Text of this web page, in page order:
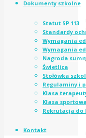
Dokumenty szkolne
Statut SP 113
Standardy
Wymagania
Wymagania
Nagroda
Świetlica
Stołówka
Regulaminy i
Klasa
Klasa sportowa
Rekrutacja do
Kontakt